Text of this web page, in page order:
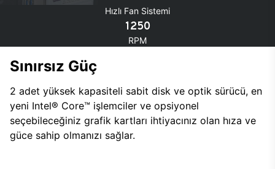
Hızlı Fan Sistemi
1250
RPM
Sınırsız Güç
2 adet yüksek kapasiteli sabit disk ve optik sürücü, en
yeni Intel® Core™ işlemciler ve opsiyonel
seçebileceğiniz grafik kartları ihtiyacınız olan hıza ve
güce sahip olmanızı sağlar.